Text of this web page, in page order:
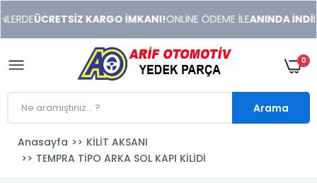
xonusu
veren
sitolar
ÜCRETSİZ KARGO İMKANI!ONLİNE ÖDEME İLEANINDA
0
Arama
Anasayfa
KİLİT AKSANI
TEMPRA TİPO ARKA SOL KAPI KİLİDİ